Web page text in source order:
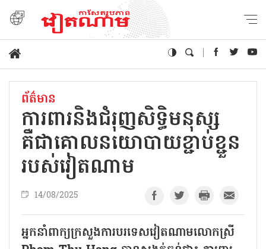
ព័ត៌មាន
ការពារនិងជំរុញសិទ្ធិមនុស្ស
គឺជាគោលនយោបាយខ្ជាប់ខ្ជួន
របស់វៀតណាម
14/08/2025
អ្នកនាំពាក្យក្រសួងការបរទេសវៀតណាមលោកស្រី